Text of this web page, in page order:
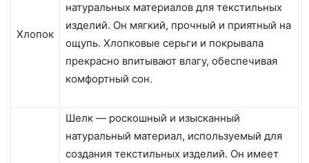
Хлопок
натуральных материалов для текстильных
изделий. Он мягкий, прочный и приятный на
ощупь. Хлопковые серьги и покрывала
прекрасно впитывают влагу, обеспечивая
комфортный сон.
Шелк — роскошный и изысканный
натуральный материал, используемый для
создания текстильных изделий. Он имеет